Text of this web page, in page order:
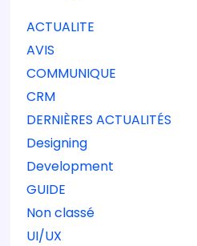
ACTUALITE
AVIS
COMMUNIQUE
CRM
DERNIÈRES ACTUALITÉS
Designing
Development
GUIDE
Non classé
UI/UX